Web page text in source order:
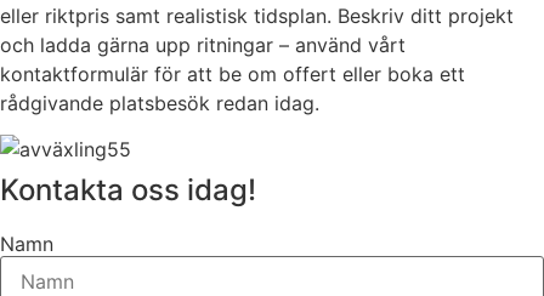
eller riktpris samt realistisk tidsplan. Beskriv ditt projekt
och ladda gärna upp ritningar – använd vårt
kontaktformulär för att be om offert eller boka ett
rådgivande platsbesök redan idag.
Kontakta oss idag!
Namn